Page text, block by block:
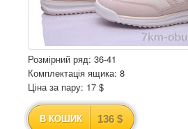
Розмірний ряд: 36-41
Комплектація ящика: 8
Ціна за пару: 17 $
В КОШИК 136 $